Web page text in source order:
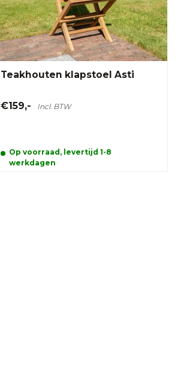
Teakhouten klapstoel Asti
€159,- Incl. BTW
Op voorraad, levertijd 1-8
werkdagen